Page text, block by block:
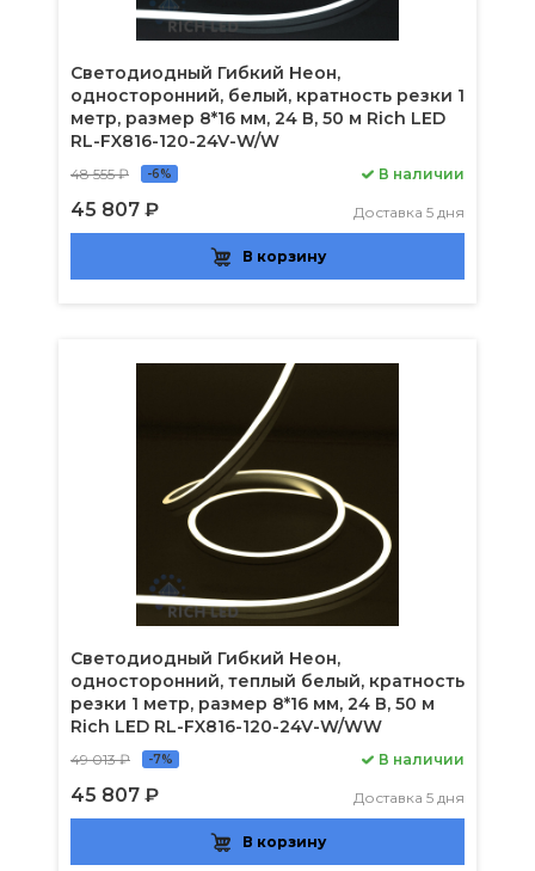
Светодиодный Гибкий Неон,
односторонний, белый, кратность резки 1
метр, размер 8*16 мм, 24 В, 50 м Rich LED
RL-FX816-120-24V-W/W
48 555 ₽ -6%
45 807 ₽
В наличии
Доставка 5 дня
В корзину
Светодиодный Гибкий Неон,
односторонний, теплый белый, кратность
резки 1 метр, размер 8*16 мм, 24 В, 50 м
Rich LED RL-FX816-120-24V-W/WW
49 013 ₽ -7%
45 807 ₽
В наличии
Доставка 5 дня
В корзину